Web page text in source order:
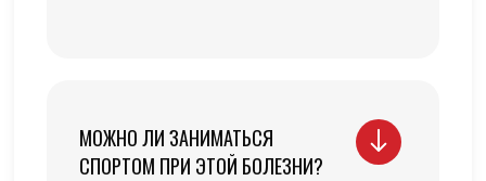
МОЖНО ЛИ ЗАНИМАТЬСЯ
СПОРТОМ ПРИ ЭТОЙ БОЛЕЗНИ?